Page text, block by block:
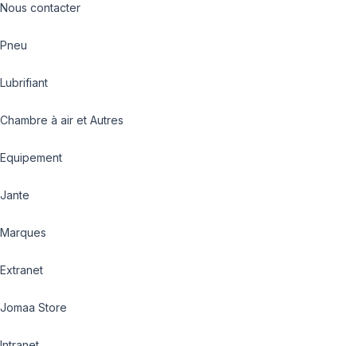
Nous contacter
Pneu
Lubrifiant
Chambre à air et Autres
Equipement
Jante
Marques
Extranet
Jomaa Store